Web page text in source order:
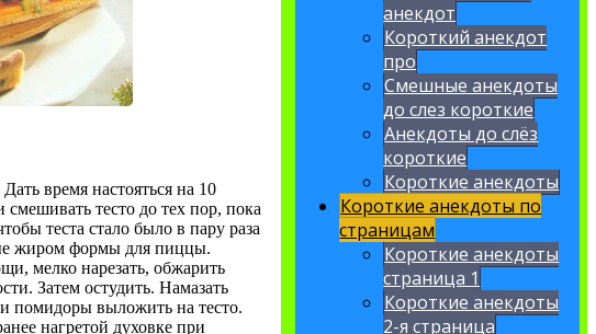
время настояться на 10
тесто до тех пор, пока
теста стало было в пару раза
жиром формы для пиццы.
мелко нарезать, обжарить
Затем остудить. Намазать
помидоры выложить на тесто.
нагретой духовке при
анекдот
Короткий анекдот
про
Смешные анекдоты
до слез короткие
Анекдоты до слёз
короткие
Короткие анекдоты
Короткие анекдоты по
страницам
Короткие анекдоты
страница 1
Короткие анекдоты
2-я страница